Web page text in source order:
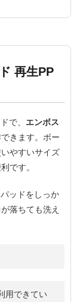
再生PP
で、 エンボス
きます。ボー
やすいサイズ
です。
ッドをしっか
落ちても洗え
用できてい